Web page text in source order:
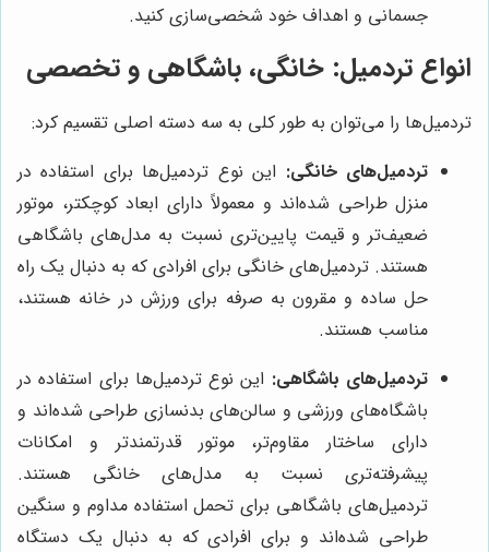
جسمانی و اهداف خود شخصی‌سازی کنید.
انواع تردمیل: خانگی، باشگاهی و تخصصی
تردمیل‌ها را می‌توان به طور کلی به سه دسته اصلی تقسیم کرد:
تردمیل‌های خانگی: این نوع تردمیل‌ها برای استفاده در
منزل طراحی شده‌اند و معمولاً دارای ابعاد کوچکتر، موتور
ضعیف‌تر و قیمت پایین‌تری نسبت به مدل‌های باشگاهی
هستند. تردمیل‌های خانگی برای افرادی که به دنبال یک راه
حل ساده و مقرون به صرفه برای ورزش در خانه هستند،
مناسب هستند.
تردمیل‌های باشگاهی: این نوع تردمیل‌ها برای استفاده در
باشگاه‌های ورزشی و سالن‌های بدنسازی طراحی شده‌اند و
دارای ساختار مقاوم‌تر، موتور قدرتمندتر و امکانات
پیشرفته‌تری نسبت به مدل‌های خانگی هستند.
تردمیل‌های باشگاهی برای تحمل استفاده مداوم و سنگین
طراحی شده‌اند و برای افرادی که به دنبال یک دستگاه